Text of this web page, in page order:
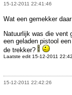
15-12-2011 22:41:46
Wat een gemekker
Natuurlijk was die vent
een geladen pistool
de trekker?
Laatste edit 15-12-2011 22:42
15-12-2011 22:42:26